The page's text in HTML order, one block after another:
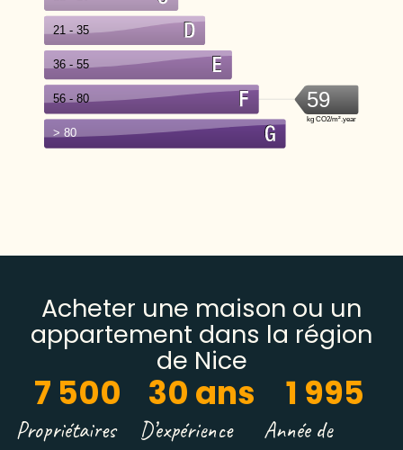
Acheter une maison ou un
appartement dans la région
de Nice
Propriétaires
7 500
D’expérience
30 ans
Année de
1 995